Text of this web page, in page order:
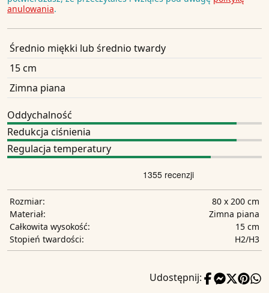
anulowania.
Średnio miękki lub średnio twardy
15 cm
Zimna piana
Oddychalność
Redukcja ciśnienia
Regulacja temperatury
Rozmiar:
80 x 200 cm
Materiał:
Zimna piana
Całkowita wysokość:
15 cm
Stopień twardości:
H2/H3
Udostępnij: